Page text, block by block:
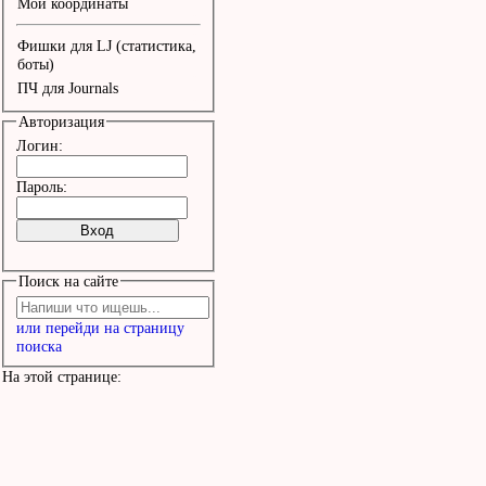
Мои координаты
Фишки для LJ (статистика,
боты)
ПЧ для Journals
Авторизация
Логин:
Пароль:
Поиск на сайте
или перейди на страницу
поиска
На этой странице: